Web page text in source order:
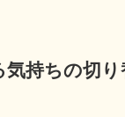
持ちの切り